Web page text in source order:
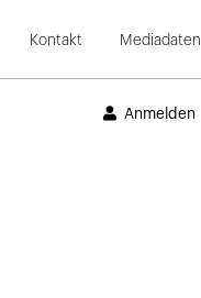
Kontakt Mediadaten
Anmelden